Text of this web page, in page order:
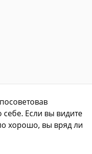
Если вы видите
хорошо, вы вряд ли